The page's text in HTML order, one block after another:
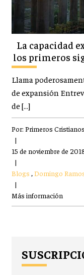
La capacidad
los primeros
Llama
de expansión
de […]
Por: Primeros Cristianos
|
15 de noviembre de
|
Blogs ,Domingo
|
Más información